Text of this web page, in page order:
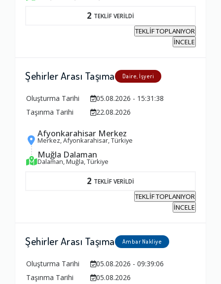
2 TEKLİF VERİLDİ
TEKLİF TOPLANIYOR
İNCELE
Şehirler Arası Taşıma Daire, İşyeri
Oluşturma Tarihi
05.08.2026 - 15:31:38
Taşınma Tarihi
22.08.2026
Afyonkarahisar Merkez
Merkez, Afyonkarahisar, Türkiye
Muğla Dalaman
Dalaman, Muğla, Türkiye
2 TEKLİF VERİLDİ
TEKLİF TOPLANIYOR
İNCELE
Şehirler Arası Taşıma Ambar Nakliye
Oluşturma Tarihi
05.08.2026 - 09:39:06
Taşınma Tarihi
05.08.2026